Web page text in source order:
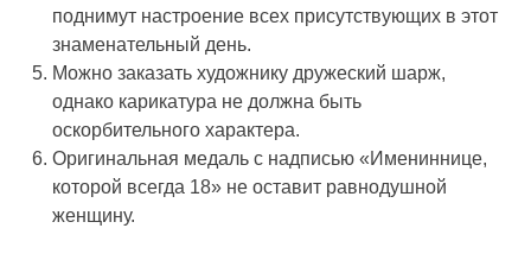
поднимут настроение всех присутствующих в этот
знаменательный день.
Можно заказать художнику дружеский шарж,
однако карикатура не должна быть
оскорбительного характера.
Оригинальная медаль с надписью «Имениннице,
которой всегда 18» не оставит равнодушной
женщину.